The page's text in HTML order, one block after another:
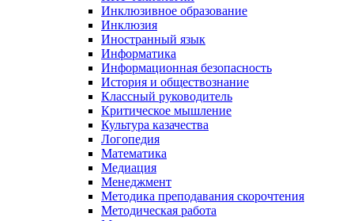
Инклюзивное образование
Инклюзия
Иностранный язык
Информатика
Информационная безопасность
История и обществознание
Классный руководитель
Критическое мышление
Культура казачества
Логопедия
Математика
Медиация
Менеджмент
Методика преподавания скорочтения
Методическая работа